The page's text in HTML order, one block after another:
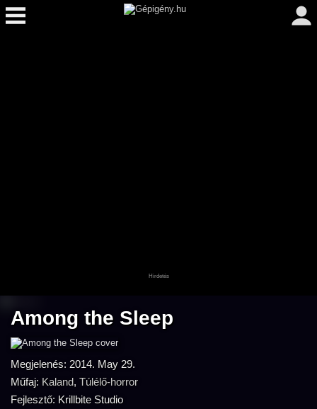
Among the Sleep
Megjelenés: 2014. May 29.
Műfaj: Kaland, Túlélő-horror
Fejlesztő: Krillbite Studio